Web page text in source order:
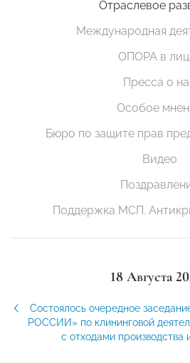
Отраслевое
Международная
ОПОРА в
Пресса о
Особое
Бюро по защите прав
Видео
Поддержка МСП.
18 Августа
Состоялось очередное
РОССИИ» по клининговой
с отходами производства